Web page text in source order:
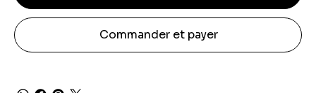
Commander et payer